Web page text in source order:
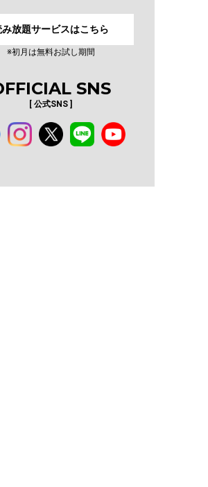
み放題サービスはこちら
※初月は無料お試し期間
SNS
[ 公式SNS ]